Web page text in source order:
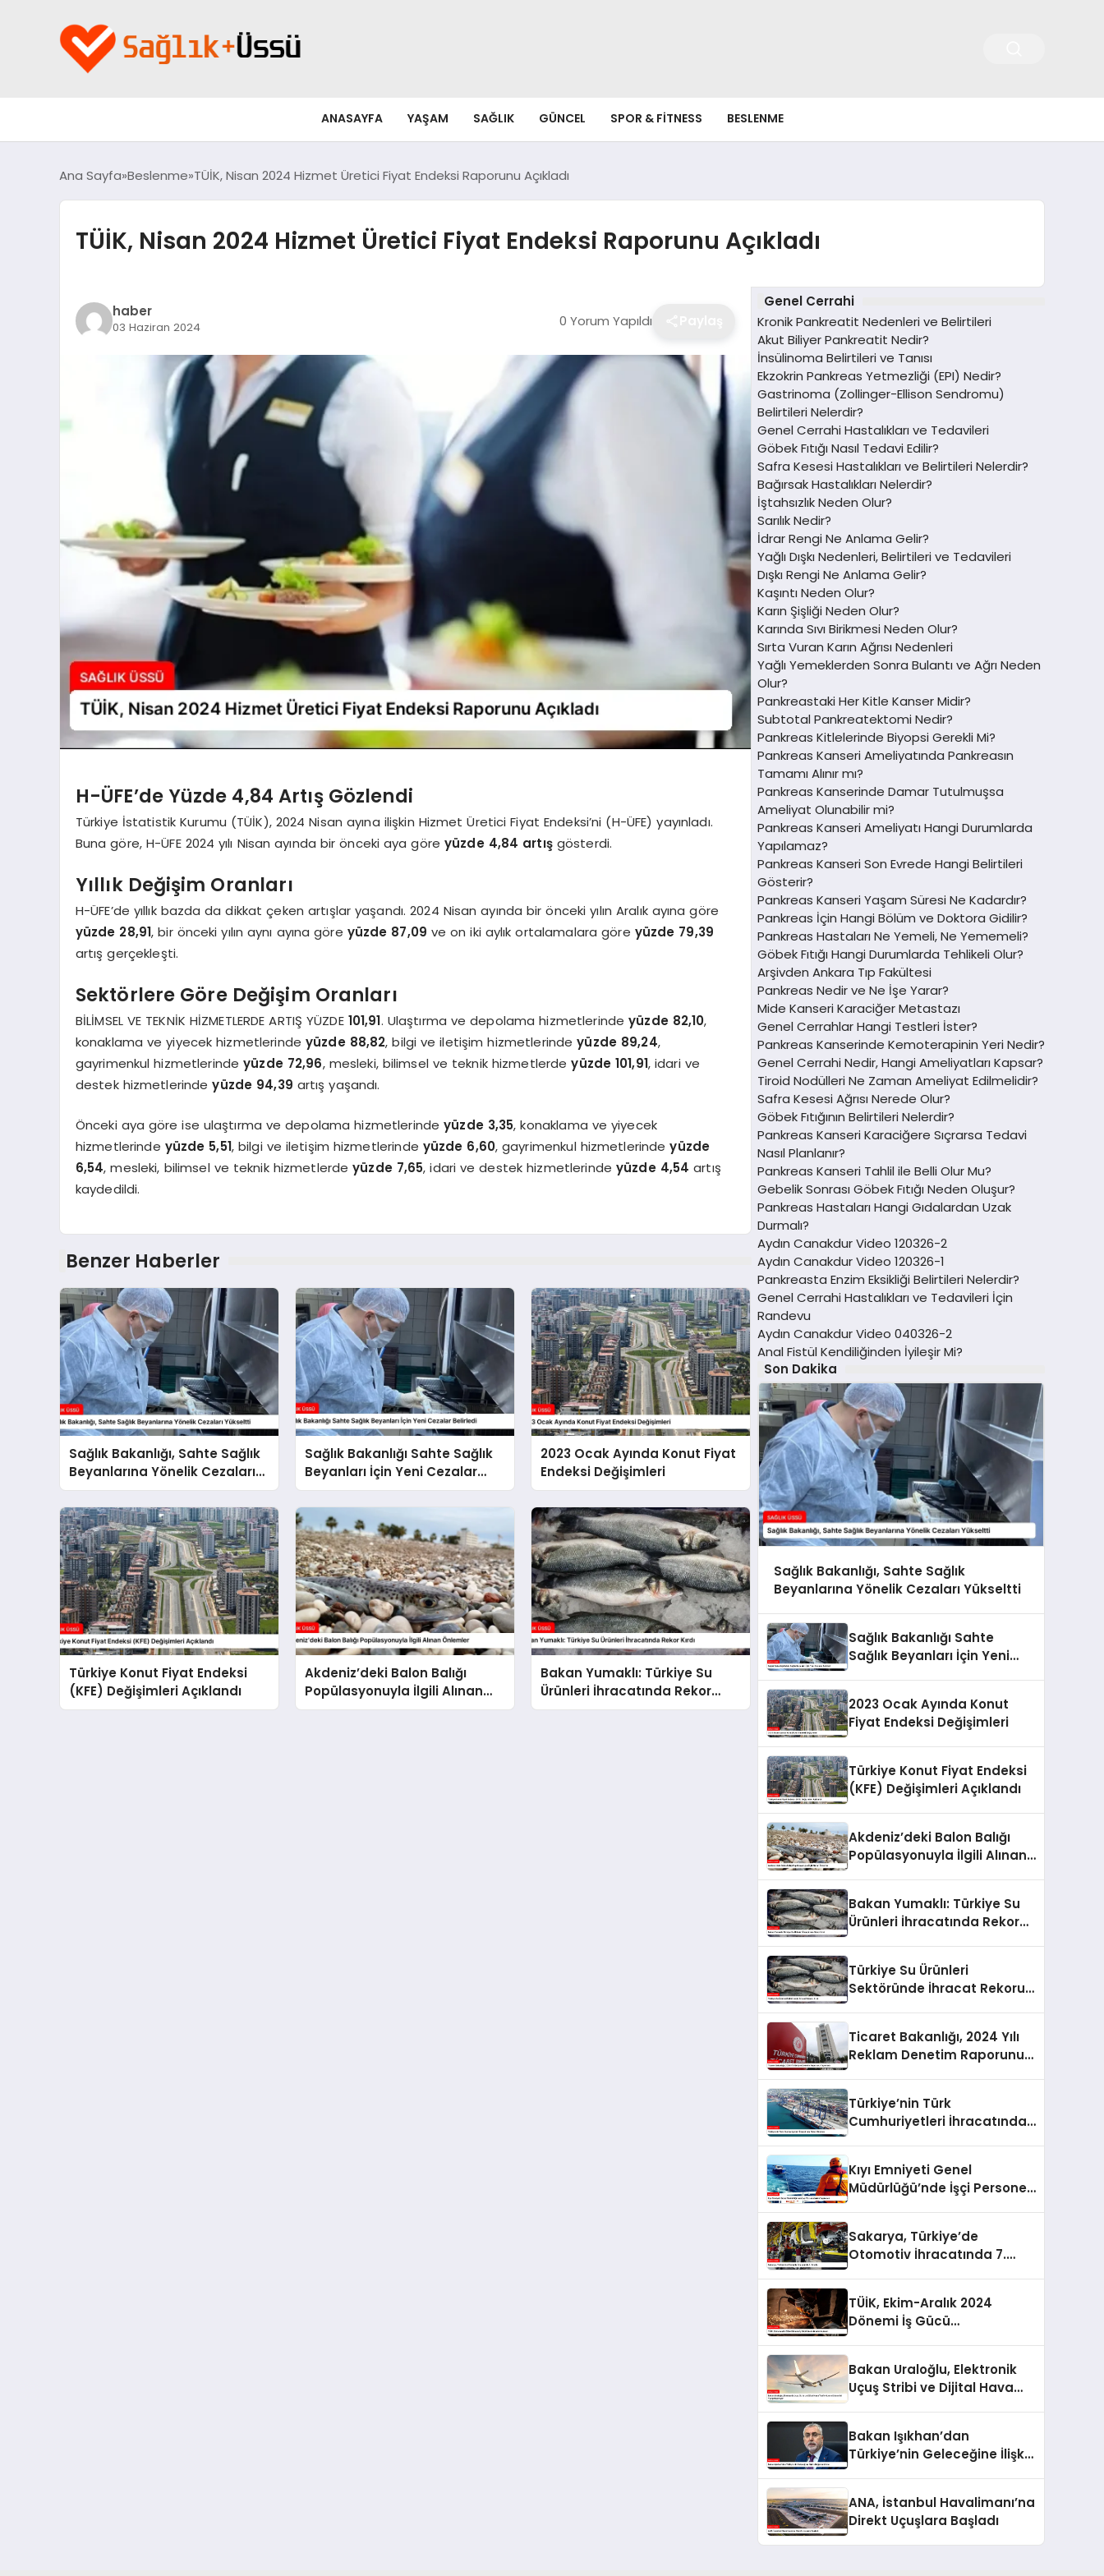
ANASAYFA YAŞAM SAĞLIK GÜNCEL SPOR & FITNESS BESLENME
Ana Sayfa Beslenme TÜİK, Nisan 2024 Hizmet Üretici Fiyat Endeksi Raporunu Açıkladı
TÜİK, Nisan 2024 Hizmet Üretici Fiyat Endeksi Raporunu Açıkladı
haber
03 Haziran 2024 0 Yorum Yapıldı
H-ÜFE’de Yüzde 4,84 Artış Gözlendi
Türkiye İstatistik Kurumu (TÜİK), 2024 Nisan ayına ilişkin Hizmet Üretici Fiyat Endeksi’ni (H-ÜFE) yayınladı.
Buna göre, H-ÜFE 2024 yılı Nisan ayında bir önceki aya göre yüzde 4,84 artışgösterdi.
Yıllık Değişim Oranları
H-ÜFE’de yıllık bazda da dikkat çeken artışlar yaşandı. 2024 Nisan ayında bir önceki yılın Aralık ayına göre
yüzde 28,91, bir önceki yılın aynı ayına göre yüzde 87,09 ve on iki aylık ortalamalara göre yüzde 79,39
artış gerçekleşti.
Sektörlere Göre Değişim Oranları
BİLİMSEL VE TEKNİK HİZMETLERDE ARTIŞ YÜZDE 101,91. Ulaştırma ve depolama hizmetlerindeyüzde 82,10,
konaklama ve yiyecek hizmetlerinde yüzde 88,82, bilgi ve iletişim hizmetlerindeyüzde 89,24,
gayrimenkul hizmetlerindeyüzde 72,96, mesleki, bilimsel ve teknik hizmetlerdeyüzde 101,91, idari ve
destek hizmetlerindeyüzde 94,39 artış yaşandı.
Önceki aya göre ise ulaştırma ve depolama hizmetlerindeyüzde 3,35, konaklama ve yiyecek
hizmetlerinde yüzde 5,51, bilgi ve iletişim hizmetlerinde yüzde 6,60, gayrimenkul hizmetlerindeyüzde
6,54, mesleki, bilimsel ve teknik hizmetlerdeyüzde 7,65, idari ve destek hizmetlerinde yüzde 4,54 artış
kaydedildi.
Benzer Haberler
Sağlık Bakanlığı, Sahte Sağlık
Beyanlarına Yönelik Cezaları
Yükseltti
Sağlık Bakanlığı Sahte Sağlık
Beyanları İçin Yeni Cezalar
Belirledi
2023 Ocak Ayında Konut Fiyat
Endeksi Değişimleri
Türkiye Konut Fiyat Endeksi
(KFE) Değişimleri Açıklandı
Akdeniz’deki Balon Balığı
Popülasyonuyla İlgili Alınan
Önlemler
Bakan Yumaklı: Türkiye Su
Ürünleri İhracatında Rekor
Kırdı
Genel Cerrahi
Kronik Pankreatit Nedenleri ve Belirtileri
Akut Biliyer Pankreatit Nedir?
İnsülinoma Belirtileri ve Tanısı
Ekzokrin Pankreas Yetmezliği (EPI) Nedir?
Gastrinoma (Zollinger-Ellison Sendromu)
Belirtileri Nelerdir?
Genel Cerrahi Hastalıkları ve Tedavileri
Göbek Fıtığı Nasıl Tedavi Edilir?
Safra Kesesi Hastalıkları ve Belirtileri Nelerdir?
Bağırsak Hastalıkları Nelerdir?
İştahsızlık Neden Olur?
Sarılık Nedir?
İdrar Rengi Ne Anlama Gelir?
Yağlı Dışkı Nedenleri, Belirtileri ve Tedavileri
Dışkı Rengi Ne Anlama Gelir?
Kaşıntı Neden Olur?
Karın Şişliği Neden Olur?
Karında Sıvı Birikmesi Neden Olur?
Sırta Vuran Karın Ağrısı Nedenleri
Yağlı Yemeklerden Sonra Bulantı ve Ağrı Neden
Olur?
Pankreastaki Her Kitle Kanser Midir?
Subtotal Pankreatektomi Nedir?
Pankreas Kitlelerinde Biyopsi Gerekli Mi?
Pankreas Kanseri Ameliyatında Pankreasın
Tamamı Alınır mı?
Pankreas Kanserinde Damar Tutulmuşsa
Ameliyat Olunabilir mi?
Pankreas Kanseri Ameliyatı Hangi Durumlarda
Yapılamaz?
Pankreas Kanseri Son Evrede Hangi Belirtileri
Gösterir?
Pankreas Kanseri Yaşam Süresi Ne Kadardır?
Pankreas İçin Hangi Bölüm ve Doktora Gidilir?
Pankreas Hastaları Ne Yemeli, Ne Yememeli?
Göbek Fıtığı Hangi Durumlarda Tehlikeli Olur?
Arşivden Ankara Tıp Fakültesi
Pankreas Nedir ve Ne İşe Yarar?
Mide Kanseri Karaciğer Metastazı
Genel Cerrahlar Hangi Testleri İster?
Pankreas Kanserinde Kemoterapinin Yeri Nedir?
Genel Cerrahi Nedir, Hangi Ameliyatları Kapsar?
Tiroid Nodülleri Ne Zaman Ameliyat Edilmelidir?
Safra Kesesi Ağrısı Nerede Olur?
Göbek Fıtığının Belirtileri Nelerdir?
Pankreas Kanseri Karaciğere Sıçrarsa Tedavi
Nasıl Planlanır?
Pankreas Kanseri Tahlil ile Belli Olur Mu?
Gebelik Sonrası Göbek Fıtığı Neden Oluşur?
Pankreas Hastaları Hangi Gıdalardan Uzak
Durmalı?
Aydın Canakdur Video 120326-2
Aydın Canakdur Video 120326-1
Pankreasta Enzim Eksikliği Belirtileri Nelerdir?
Genel Cerrahi Hastalıkları ve Tedavileri İçin
Randevu
Aydın Canakdur Video 040326-2
Anal Fistül Kendiliğinden İyileşir Mi?
Son Dakika
Sağlık Bakanlığı, Sahte Sağlık
Beyanlarına Yönelik Cezaları Yükseltti
Sağlık Bakanlığı Sahte
Sağlık Beyanları İçin Yeni
2023 Ocak Ayında Konut
Fiyat Endeksi Değişimleri
Türkiye Konut Fiyat Endeksi
(KFE) Değişimleri Açıklandı
Akdeniz’deki Balon Balığı
Popülasyonuyla İlgili Alınan
Bakan Yumaklı: Türkiye Su
Ürünleri İhracatında Rekor
Türkiye Su Ürünleri
Sektöründe İhracat Rekoru
Ticaret Bakanlığı, 2024 Yılı
Reklam Denetim Raporunu
Türkiye’nin Türk
Cumhuriyetleri İhracatında
Kıyı Emniyeti Genel
Müdürlüğü’nde İşçi Personel
Sakarya, Türkiye’de
Otomotiv İhracatında 7.
TÜİK, Ekim-Aralık 2024
Dönemi İş Gücü
Bakan Uraloğlu, Elektronik
Uçuş Stribi ve Dijital Hava
Bakan Işıkhan’dan
Türkiye’nin Geleceğine İlişkin
ANA, İstanbul Havalimanı’na
Direkt Uçuşlara Başladı